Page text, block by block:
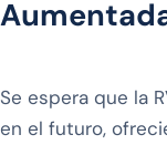
Se espera que la
en el futuro,